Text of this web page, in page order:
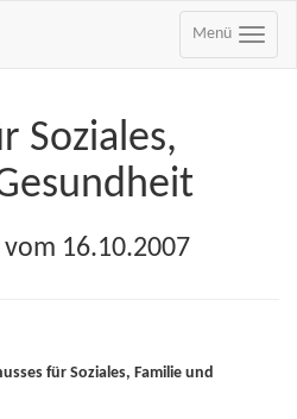
Menü
Soziales,
16.10.2007
für Soziales, Familie und